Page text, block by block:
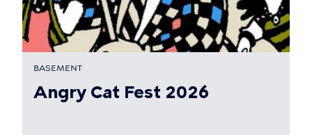
BASEMENT
Angry Cat Fest 2026